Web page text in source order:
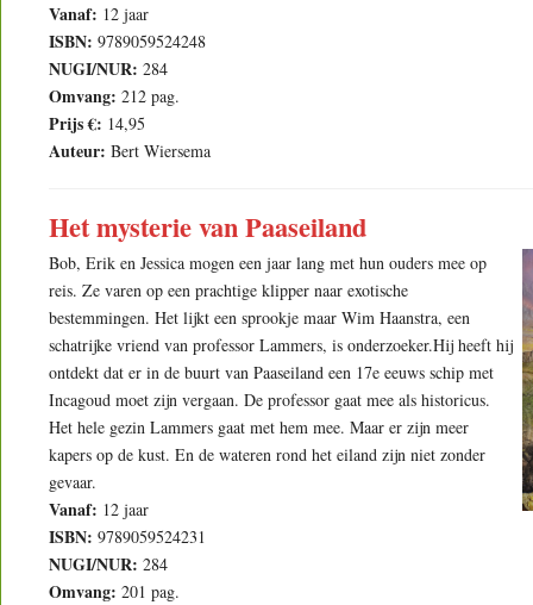
Vanaf: 12 jaar
ISBN: 9789059524248
NUGI/NUR: 284
Omvang: 212 pag.
Prijs €: 14,95
Auteur: Bert Wiersema
Het mysterie van Paaseiland
Bob, Erik en Jessica mogen een jaar lang met hun ouders mee op
reis. Ze varen op een prachtige klipper naar exotische
bestemmingen. Het lijkt een sprookje maar Wim Haanstra, een
schatrijke vriend van professor Lammers, is onderzoeker.Hij heeft hij
ontdekt dat er in de buurt van Paaseiland een 17e eeuws schip met
Incagoud moet zijn vergaan. De professor gaat mee als historicus.
Het hele gezin Lammers gaat met hem mee. Maar er zijn meer
kapers op de kust. En de wateren rond het eiland zijn niet zonder
gevaar.
Vanaf: 12 jaar
ISBN: 9789059524231
NUGI/NUR: 284
Omvang: 201 pag.